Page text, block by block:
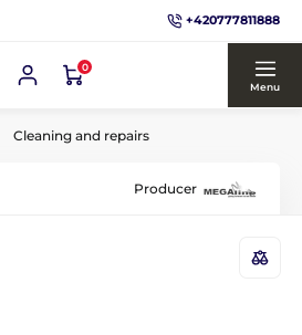
+420777811888
0
Menu
Cleaning and repairs
Producer